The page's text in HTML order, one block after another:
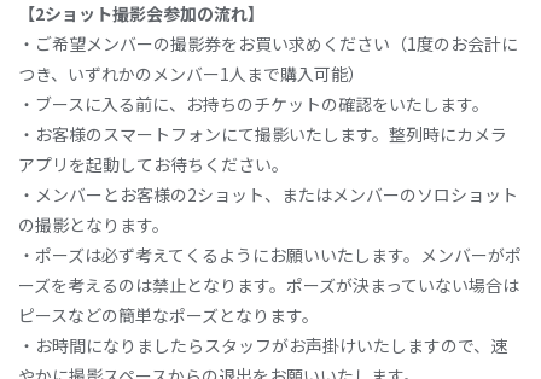
【2ショット撮影会参加の流れ】
‧ご希望メンバーの撮影券をお買い求めください（1度のお会計に
つき、いずれかのメンバー1⼈まで購⼊可能）
‧ブースに⼊る前に、お持ちのチケットの確認をいたします。
‧お客様のスマートフォンにて撮影いたします。整列時にカメラ
アプリを起動してお待ちください。
‧メンバーとお客様の2ショット、またはメンバーのソロショット
の撮影となります。
‧ポーズは必ず考えてくるようにお願いいたします。メンバーがポ
ーズを考えるのは禁⽌となります。ポーズが決まっていない場合は
ピースなどの簡単なポーズとなります。
‧お時間になりましたらスタッフがお声掛けいたしますので、速